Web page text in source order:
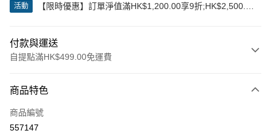
活動
【限時優惠】訂單淨值滿HK$1,200.00享9折;HK$2,500.00
付款與運送
自提點滿HK$499.00免運費
信用卡
Apple Pay
商品特色
商品編號
557147